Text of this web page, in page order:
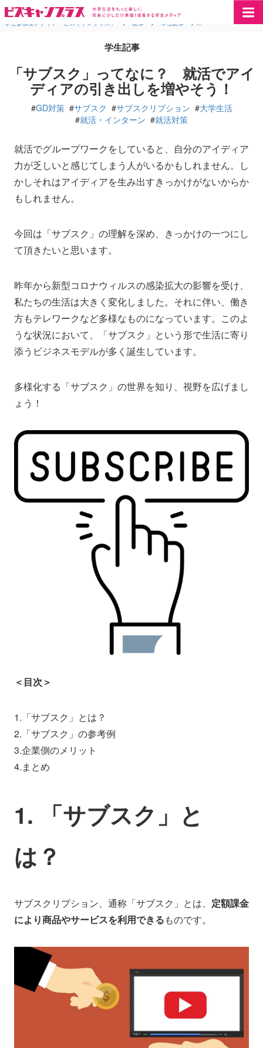
学生参加型メディア「ビズキャンプラス」 > 記事 > 学生記事 > 「サブスク」ってな
学生記事
「サブスク」ってなに？ 就活でアイ
ディアの引き出しを増やそう！
#GD対策 #サブスク #サブスクリプション #大学生活
#就活・インターン #就活対策
就活でグループワークをしていると、自分のアイディア
力が乏しいと感じてしまう人がいるかもしれません。し
かしそれはアイディアを生み出すきっかけがないからか
もしれません。
今回は「サブスク」の理解を深め、きっかけの一つにし
て頂きたいと思います。
昨年から新型コロナウィルスの感染拡大の影響を受け、
私たちの生活は大きく変化しました。それに伴い、働き
方もテレワークなど多様なものになっています。このよ
うな状況において、「サブスク」という形で生活に寄り
添うビジネスモデルが多く誕生しています。
多様化する「サブスク」の世界を知り、視野を広げまし
ょう！
＜目次＞
1.「サブスク」とは？
2.「サブスク」の参考例
3.企業側のメリット
4.まとめ
1. 「サブスク」と
は？
サブスクリプション、通称「サブスク」とは、 定額課金
により商品やサービスを利用できるものです。